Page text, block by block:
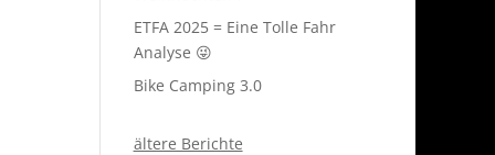
ETFA 2025 = Eine Tolle Fahr
Analyse 😜
Bike Camping 3.0
ältere Berichte